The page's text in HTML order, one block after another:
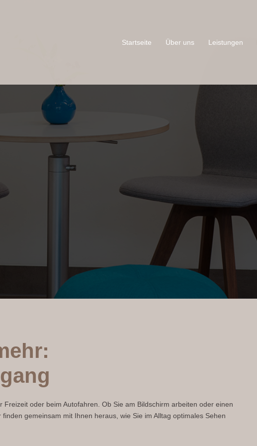
Startseite
Über uns Leistungen
oder beim Autofahren. Ob Sie am Bildschirm arbeiten oder einen
gemeinsam mit Ihnen heraus, wie Sie im Alltag optimales Sehen